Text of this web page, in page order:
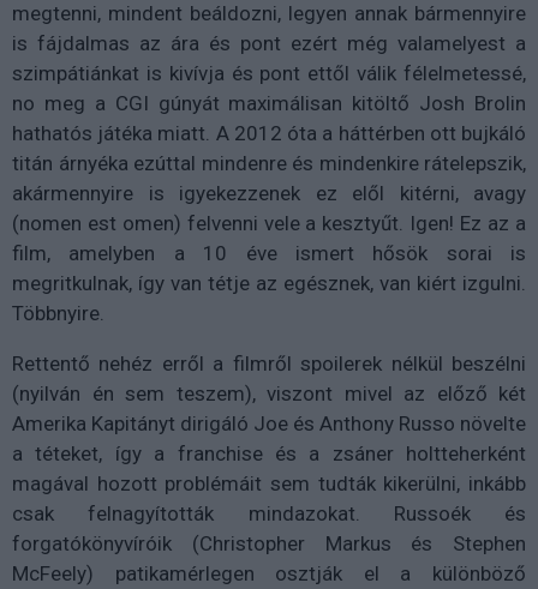
megtenni, mindent beáldozni, legyen annak bármennyire
is fájdalmas az ára és pont ezért még valamelyest a
szimpátiánkat is kivívja és pont ettől válik félelmetessé,
no meg a CGI gúnyát maximálisan kitöltő Josh Brolin
hathatós játéka miatt. A 2012 óta a háttérben ott bujkáló
titán árnyéka ezúttal mindenre és mindenkire rátelepszik,
akármennyire is igyekezzenek ez elől kitérni, avagy
(nomen est omen) felvenni vele a kesztyűt. Igen! Ez az a
film, amelyben a 10 éve ismert hősök sorai is
megritkulnak, így van tétje az egésznek, van kiért izgulni.
Többnyire.
Rettentő nehéz erről a filmről spoilerek nélkül beszélni
(nyilván én sem teszem), viszont mivel az előző két
Amerika Kapitányt dirigáló Joe és Anthony Russo növelte
a téteket, így a franchise és a zsáner holtteherként
magával hozott problémáit sem tudták kikerülni, inkább
csak felnagyították mindazokat. Russoék és
forgatókönyvíróik (Christopher Markus és Stephen
McFeely) patikamérlegen osztják el a különböző